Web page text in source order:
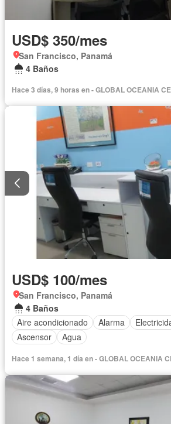
USD$ 350/mes
San Francisco, Panamá
4 Baños
Hace 3 días, 9 horas en - GLOBAL OCEANIA
USD$ 100/mes
San Francisco, Panamá
4 Baños
Aire acondicionado
Alarma
Ascensor
Agua
Hace 1 semana, 1 día en - GLOBAL OCEANIA